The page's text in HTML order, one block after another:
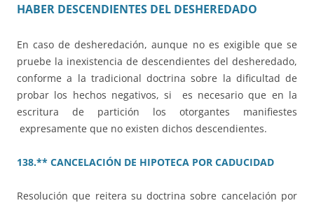
HABER DESCENDIENTES DEL DESHEREDADO
En caso de desheredación, aunque no es exigible que se
pruebe la inexistencia de descendientes del desheredado,
conforme a la tradicional doctrina sobre la dificultad de
probar los hechos negativos, si es necesario que en la
escritura de partición los otorgantes manifiestes
expresamente que no existen dichos descendientes.
138.** CANCELACIÓN DE HIPOTECA POR CADUCIDAD
Resolución que reitera su doctrina sobre cancelación por